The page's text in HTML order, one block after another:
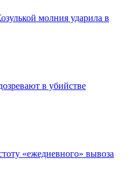
молния ударила в
в убийстве
«ежедневного» вывоза